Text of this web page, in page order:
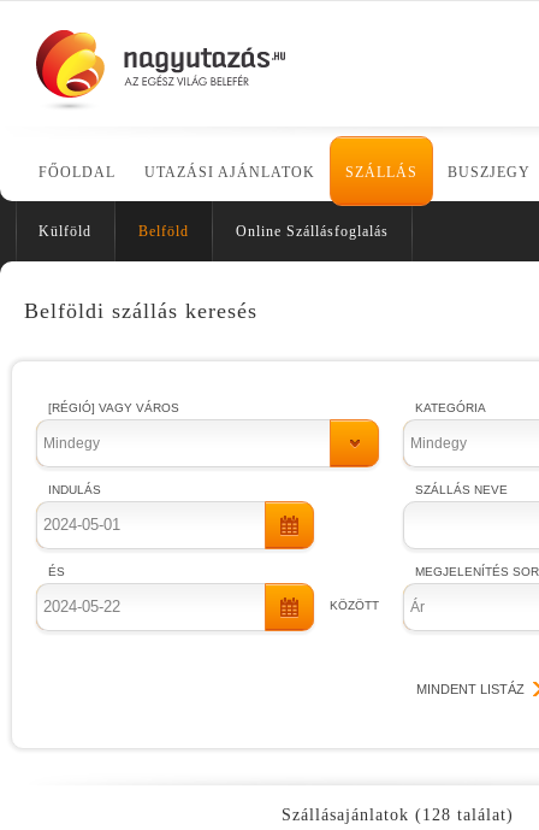
FŐOLDAL UTAZÁSI AJÁNLATOK SZÁLLÁS BUSZJEGY
Külföld Belföld Online Szállásfoglalás
Belföldi szállás keresés
[RÉGIÓ] VAGY VÁROS
Mindegy
INDULÁS
ÉS
KÖZÖTT
KATEGÓRIA
Mindegy
SZÁLLÁS NEVE
MEGJELENÍTÉS
Ár
MINDENT LISTÁZ
Szállásajánlatok (128 találat)